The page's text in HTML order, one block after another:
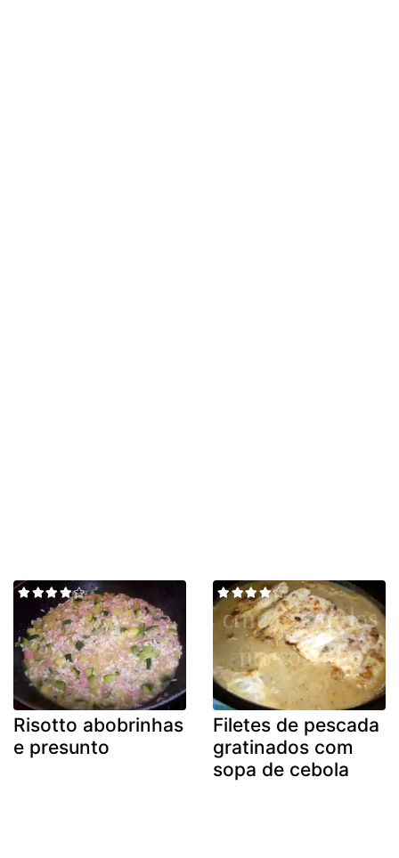
Risotto abobrinhas
e presunto
Filetes de pescada
gratinados com
sopa de cebola